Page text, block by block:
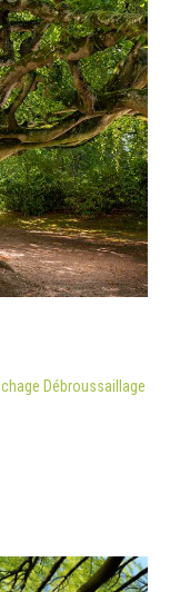
Débroussaillage